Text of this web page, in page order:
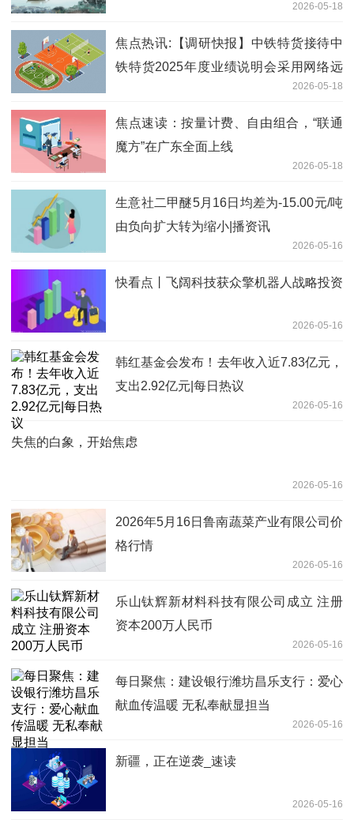
2026-05-18
焦点热讯:【调研快报】中铁特货接待中
铁特货2025年度业绩说明会采用网络远
程方式进行,面向全体投资者调研2026-05-18
焦点速读：按量计费、自由组合，“联通
魔方”在广东全面上线
2026-05-18
生意社二甲醚5月16日均差为-15.00元/吨
由负向扩大转为缩小|播资讯
2026-05-16
快看点丨飞阔科技获众擎机器人战略投资
2026-05-16
韩红基金会发布！去年收入近7.83亿元，
支出2.92亿元|每日热议
2026-05-16
失焦的白象，开始焦虑
2026-05-16
2026年5月16日鲁南蔬菜产业有限公司价
格行情
2026-05-16
乐山钛辉新材料科技有限公司成立 注册
资本200万人民币
2026-05-16
每日聚焦：建设银行潍坊昌乐支行：爱心
献血传温暖 无私奉献显担当
2026-05-16
新疆，正在逆袭_速读
2026-05-16